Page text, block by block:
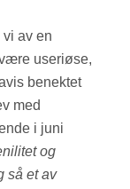
av en
useriøse,
benektet
med
i juni
og
så et av